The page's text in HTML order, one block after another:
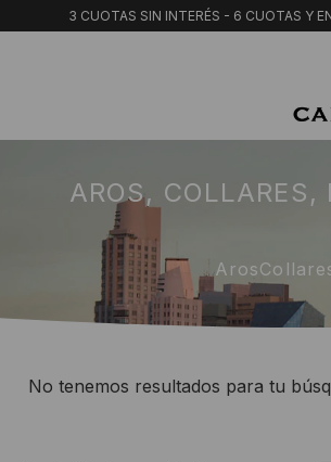
3 CUOTAS SIN INTERÉS - 6 CUOTAS Y
AROS, COLLARES,
Aros
No tenemos resultados para tu